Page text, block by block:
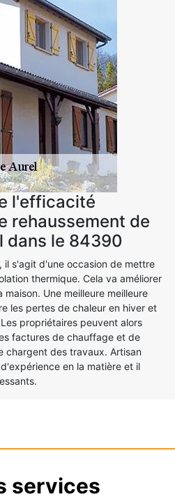
l'efficacité
rehaussement de
dans le 84390
il s'agit d'une occasion de mettre
thermique. Cela va améliorer
Une meilleure meilleure
les pertes de chaleur en hiver et
propriétaires peuvent alors
factures de chauffage et de
chargent des travaux. Artisan
en la matière et il
services